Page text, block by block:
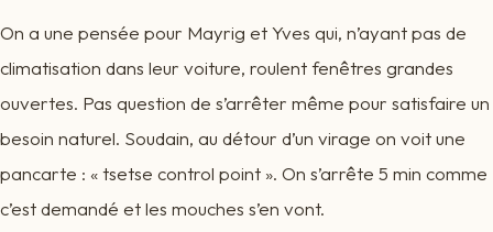
On a une pensée pour Mayrig et Yves qui, n’ayant pas de
climatisation dans leur voiture, roulent fenêtres grandes
ouvertes. Pas question de s’arrêter même pour satisfaire un
besoin naturel. Soudain, au détour d’un virage on voit une
pancarte : « tsetse control point ». On s’arrête 5 min comme
c’est demandé et les mouches s’en vont.